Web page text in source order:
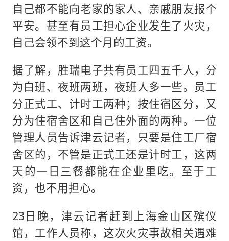
自己都不能向老家的家人、亲戚朋友报个
平安。甚至有员工担心企业发生了火灾，
自己会领不到这个月的工资。
据了解，胜瑞电子共有员工四五千人，分
为白班、夜班两班，夜班人多一些。员工
分正式工、计时工两种；按住宿区分，又
分为住宿舍区和自己住外面的两种。一位
管理人员告诉津云记者，只要是住工厂宿
舍区的，不管是正式工还是计时工，这两
天的一日三餐都能在企业里吃。至于工
资，也不用担心。
23日晚，津云记者赶到上海金山区殡仪
馆，工作人员称，这次火灾事故相关遇难